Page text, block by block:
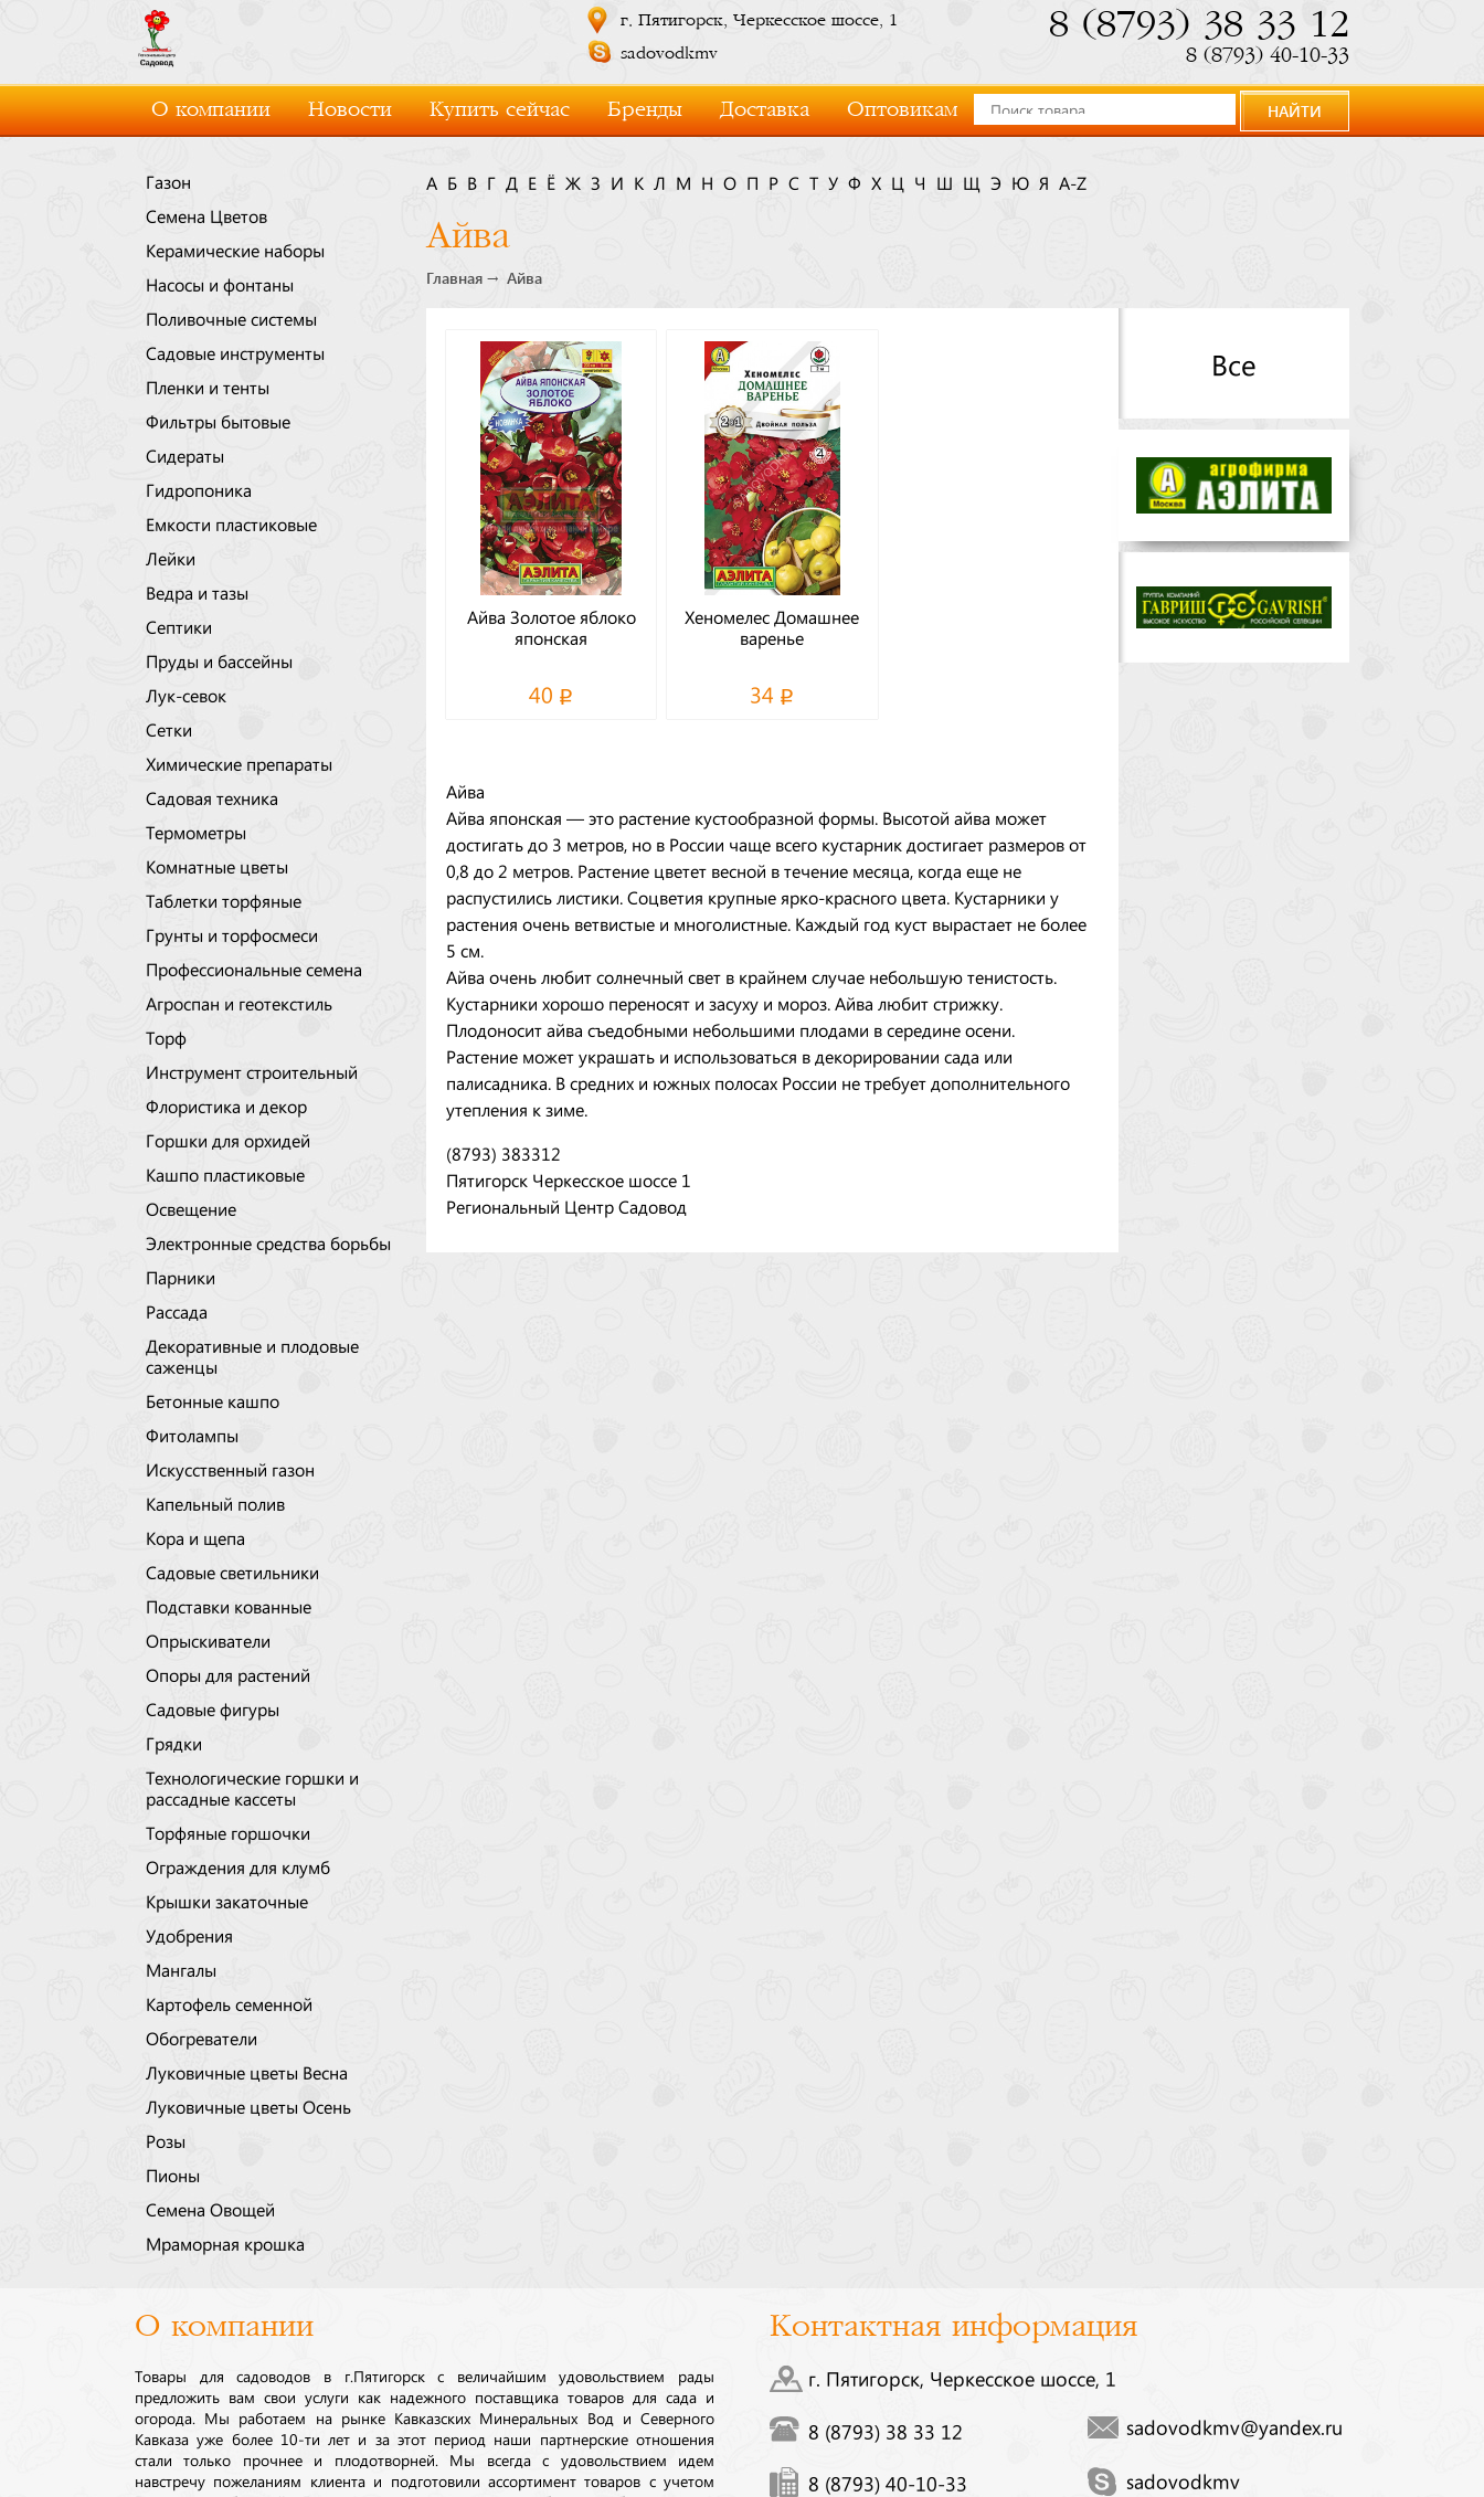
г. Пятигорск, Черкесское шоссе, 1
sadovodkmv
8 (8793) 38 33 12
8 (8793) 40-10-33
О компании Новости Купить сейчас Бренды Доставка Оптовикам НАЙТИ
Газон
Семена Цветов
Керамические наборы
Насосы и фонтаны
Поливочные системы
Садовые инструменты
Пленки и тенты
Фильтры бытовые
Сидераты
Гидропоника
Емкости пластиковые
Лейки
Ведра и тазы
Септики
Пруды и бассейны
Лук-севок
Сетки
Химические препараты
Садовая техника
Термометры
Комнатные цветы
Таблетки торфяные
Грунты и торфосмеси
Профессиональные семена
Агроспан и геотекстиль
Торф
Инструмент строительный
Флористика и декор
Горшки для орхидей
Кашпо пластиковые
Освещение
Электронные средства борьбы
Парники
Рассада
Декоративные и плодовые
саженцы
Бетонные кашпо
Фитолампы
Искусственный газон
Капельный полив
Кора и щепа
Садовые светильники
Подставки кованные
Опрыскиватели
Опоры для растений
Садовые фигуры
Грядки
Технологические горшки и
рассадные кассеты
Торфяные горшочки
Ограждения для клумб
Крышки закаточные
Удобрения
Мангалы
Картофель семенной
Обогреватели
Луковичные цветы Весна
Луковичные цветы Осень
Розы
Пионы
Семена Овощей
Мраморная крошка
А Б В Г Д Е Ё Ж З И К Л М Н О П Р С Т У Ф Х Ч Э Ю Я A-Z
Айва
Главная Айва
Айва Золотое яблоко
японская
40
Хеномелес Домашнее
варенье
34
Айва
Айва японская — это растение кустообразной формы. Высотой айва может
достигать до 3 метров, но в России чаще всего кустарник достигает размеров от
0,8 до 2 метров. Растение цветет весной в течение месяца, когда еще не
распустились листики. Соцветия крупные ярко-красного цвета. Кустарники у
растения очень ветвистые и многолистные. Каждый год куст вырастает не более
5 см.
Айва очень любит солнечный свет в крайнем случае небольшую тенистость.
Кустарники хорошо переносят и засуху и мороз. Айва любит стрижку.
Плодоносит айва съедобными небольшими плодами в середине осени.
Растение может украшать и использоваться в декорировании сада или
палисадника. В средних и южных полосах России не требует дополнительного
утепления к зиме.
(8793) 383312
Пятигорск Черкесское шоссе 1
Региональный Центр Садовод
Все
О компании
Товары для садоводов в г.Пятигорск с величайшим удовольствием рады
предложить вам свои услуги как надежного поставщика товаров для сада и
огорода. Мы работаем на рынке Кавказских Минеральных Вод и Северного
Кавказа уже более 10-ти лет и за этот период наши партнерские отношения
стали только прочнее и плодотворней. Мы всегда с удовольствием идем
навстречу пожеланиям клиента и подготовили ассортимент товаров с учетом
Контактная информация
г. Пятигорск, Черкесское шоссе, 1
8 (8793) 38 33 12
8 (8793) 40-10-33
sadovodkmv@yandex.ru
sadovodkmv